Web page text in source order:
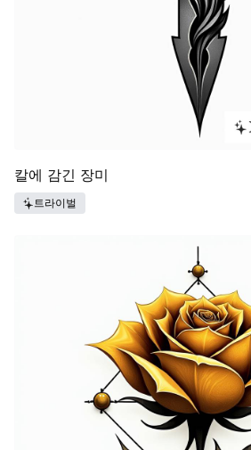
칼에 감긴 장미
트라이벌